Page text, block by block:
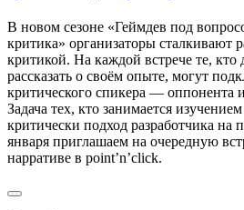
В новом сезоне «Геймдев под
критика» организаторы сталкивают
критикой. На каждой встрече те,
рассказать о своём опыте, могут
критического спикера — оппонента
Задача тех, кто занимается
критически подход разработчика на
января приглашаем на очередную
нарративе в point’n’click.